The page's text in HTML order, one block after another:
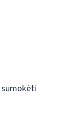
sumokėti